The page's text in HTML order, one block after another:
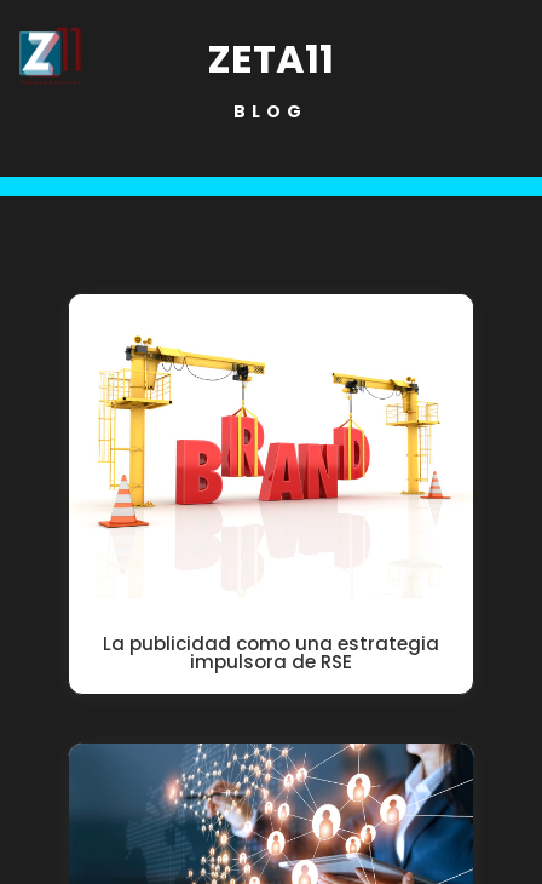
ZETA11
BLOG
La publicidad como una estrategia
impulsora de RSE